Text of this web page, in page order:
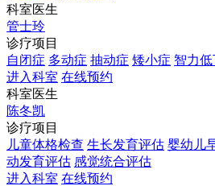
科室医生
管士玲
诊疗项目
自闭症 多动症 抽动症 矮小症 智力
进入科室 在线预约
科室医生
陈冬凯
诊疗项目
儿童体格检查 生长发育评估 婴幼儿
动发育评估 感觉统合评估
进入科室 在线预约